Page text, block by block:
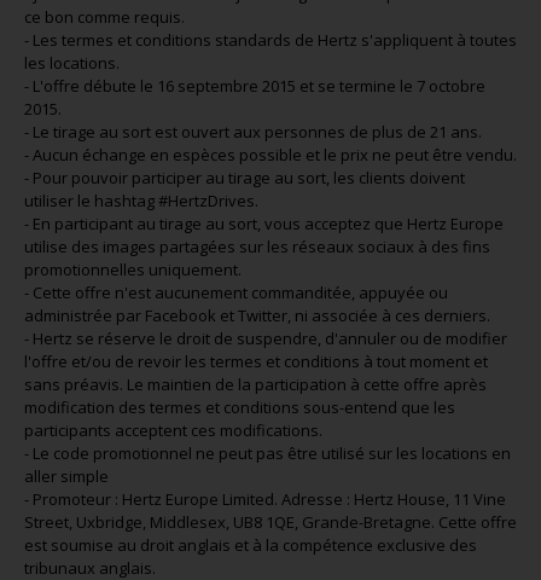
ce bon comme requis.
- Les termes et conditions standards de Hertz s'appliquent à toutes
les locations.
- L'offre débute le 16 septembre 2015 et se termine le 7 octobre
2015.
- Le tirage au sort est ouvert aux personnes de plus de 21 ans.
- Aucun échange en espèces possible et le prix ne peut être vendu.
- Pour pouvoir participer au tirage au sort, les clients doivent
utiliser le hashtag #HertzDrives.
- En participant au tirage au sort, vous acceptez que Hertz Europe
utilise des images partagées sur les réseaux sociaux à des fins
promotionnelles uniquement.
- Cette offre n'est aucunement commanditée, appuyée ou
administrée par Facebook et Twitter, ni associée à ces derniers.
- Hertz se réserve le droit de suspendre, d'annuler ou de modifier
l'offre et/ou de revoir les termes et conditions à tout moment et
sans préavis. Le maintien de la participation à cette offre après
modification des termes et conditions sous-entend que les
participants acceptent ces modifications.
- Le code promotionnel ne peut pas être utilisé sur les locations en
aller simple
- Promoteur : Hertz Europe Limited. Adresse : Hertz House, 11 Vine
Street, Uxbridge, Middlesex, UB8 1QE, Grande-Bretagne. Cette offre
est soumise au droit anglais et à la compétence exclusive des
tribunaux anglais.